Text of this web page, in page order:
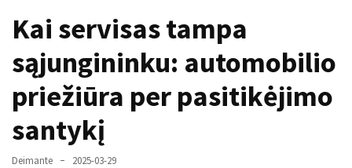
detalė,
svarbos
nereikėtų
nuvertinti
Trys
pakeistos
Kai servisas tampa
sąjungininku: automobilio
priežiūra per pasitikėjimo
santykį
Deimante 2025-03-29